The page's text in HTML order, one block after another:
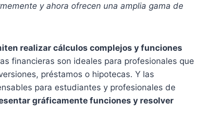
y ahora ofrecen una amplia gama de
realizar cálculos complejos y funciones
financieras son ideales para profesionales que
préstamos o hipotecas. Y las
para estudiantes y profesionales de
gráficamente funciones y resolver